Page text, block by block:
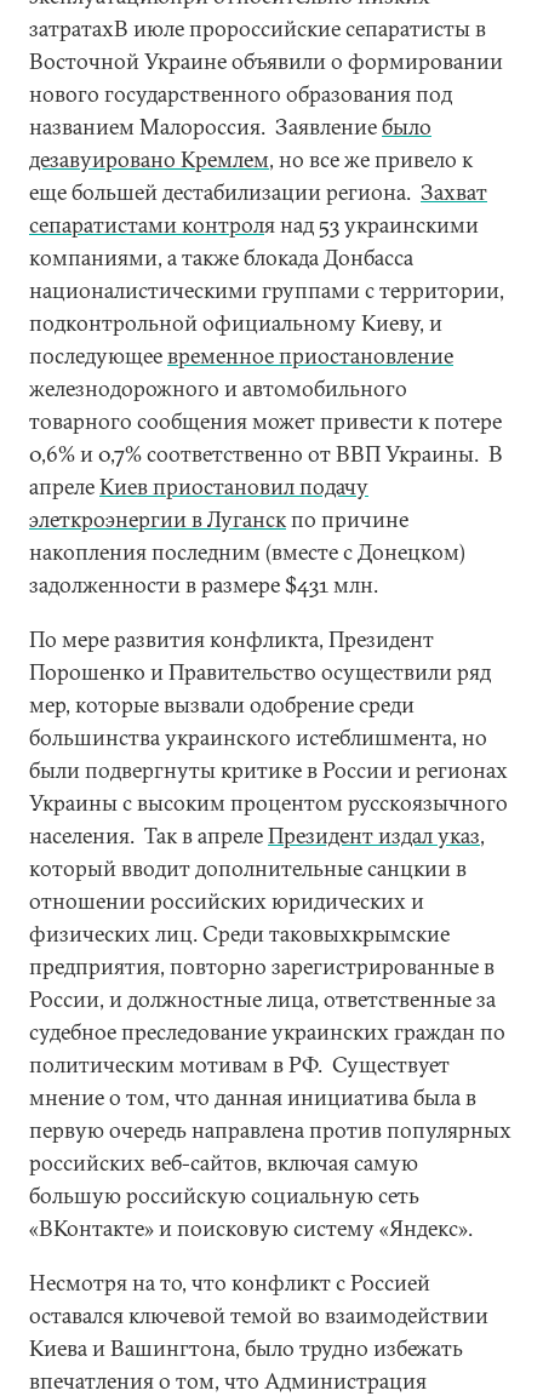
затратахВ июле пророссийские сепаратисты в
Восточной Украине объявили о формировании
нового государственного образования под
названием Малороссия. Заявлениебыло
дезавуировано Кремлем, но все же привело к
еще большей дестабилизации региона. Захват
сепаратистами контроля над 53 украинскими
компаниями, а также блокада Донбасса
националистическими группами с территории,
подконтрольной официальному Киеву, и
последующеевременное приостановление
железнодорожного и автомобильного
товарного сообщения может привести к потере
0,6% и 0,7% соответственно от ВВП Украины. В
апрелеКиев приостановил подачу
элеткроэнергии в Луганскпо причине
накопления последним (вместе с Донецком)
задолженности в размере $431 млн.
По мере развития конфликта, Президент
Порошенко и Правительство осуществили ряд
мер, которые вызвали одобрение среди
большинства украинского истеблишмента, но
были подвергнуты критике в России и регионах
Украины с высоким процентом русскоязычного
населения. Так в апрелеПрезидент издал указ,
который вводит дополнительные санцкии в
отношении российских юридических и
физических лиц. Среди таковыхкрымские
предприятия, повторно зарегистрированные в
России, и должностные лица, ответственные за
судебное преследование украинских граждан по
политическим мотивам в РФ. Существует
мнение о том, что данная инициатива была в
первую очередь направлена против популярных
российских веб-сайтов, включая самую
большую российскую социальную сеть
«ВКонтакте» и поисковую систему «Яндекс».
Несмотря на то, что конфликт с Россией
оставался ключевой темой во взаимодействии
Киева и Вашингтона, было трудно избежать
впечатления о том, что Администрация